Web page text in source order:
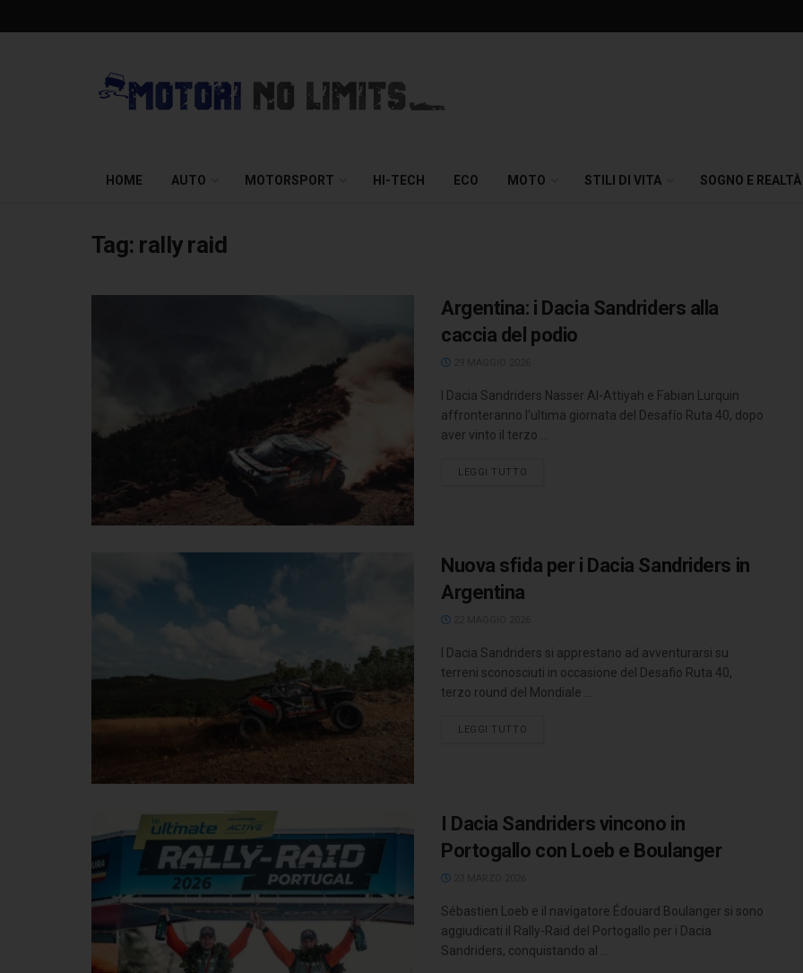
HOME AUTO MOTORSPORT HI-TECH ECO MOTO STILI DI VITA SOGNO E REALTÀ
Tag: rally raid
Argentina: i Dacia Sandriders alla
caccia del podio
I Dacia Sandriders Nasser Al-Attiyah e Fabian Lurquin
affronteranno l'ultima giornata del Desafío Ruta 40, dopo
aver vinto il terzo ...
LEGGI TUTTO
Nuova sfida per i Dacia Sandriders in
Argentina
I Dacia Sandriders si apprestano ad avventurarsi su
terreni sconosciuti in occasione del Desafio Ruta 40,
terzo round del Mondiale ...
LEGGI TUTTO
I Dacia Sandriders vincono in
Portogallo con Loeb e Boulanger
Sébastien Loeb e il navigatore Édouard Boulanger si sono
aggiudicati il Rally-Raid del Portogallo per i Dacia
Sandriders, conquistando al ...